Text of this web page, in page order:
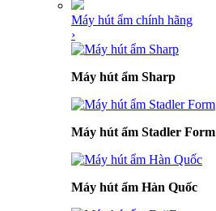
Máy hút ẩm chính hãng
›
Máy hút ẩm Sharp
Máy hút ẩm Stadler Form
Máy hút ẩm Hàn Quốc